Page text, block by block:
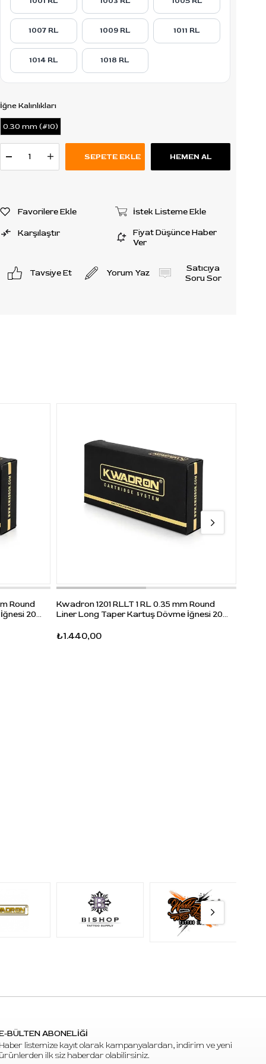
1007 RL 1009 RL 1011 RL
1014 RL 1018 RL
İğne Kalınlıkları
0.30 mm (#10)
Favorilere Ekle İstek Listeme Ekle
Karşılaştır
Fiyat Düşünce Haber
Ver
Tavsiye Et Yorum Yaz
Satıcıya
Soru Sor
Round
20
Kwadron 1201 RLLT 1 RL 0.35 mm Round
Liner Long Taper Kartuş Dövme İğnesi 20
₺1.440,00
BÜLTEN ABONELİĞİ
Haber listemize kayıt olarak kampanyalardan, indirim ve yeni
ürünlerden ilk siz haberdar olabilirsiniz.